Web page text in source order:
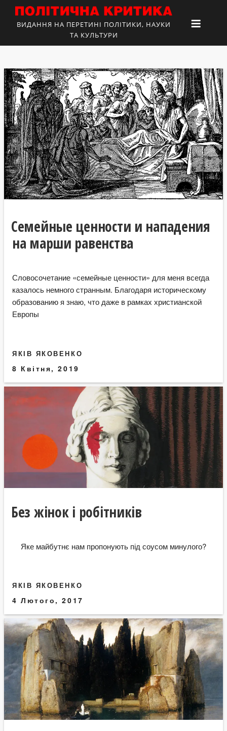
ВИДАННЯ НА ПЕРЕТИНІ ПОЛІТИКИ, НАУКИ
ТА КУЛЬТУРИ
Семейные ценности и нападения
на марши равенства
Словосочетание «семейные ценности» для меня всегда
казалось немного странным. Благодаря историческому
образованию я знаю, что даже в рамках христианской
Европы
ЯКІВ ЯКОВЕНКО
8 Квітня, 2019
Без жінок і робітників
Яке майбутнє нам пропонують під соусом минулого?
ЯКІВ ЯКОВЕНКО
4 Лютого, 2017